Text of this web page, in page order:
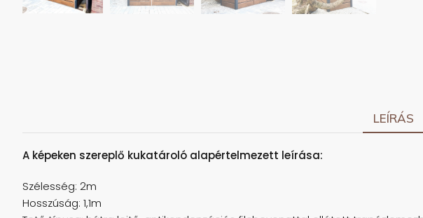
LEÍRÁS
A képeken szereplő kukatároló alapértelmezett leírása:
Szélesség: 2m
Hosszúság: 1,1m